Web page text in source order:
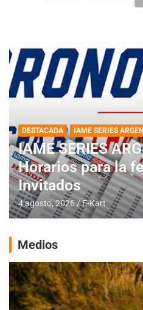
DESTACADA IAME SERIES
IAME SERIES
Horarios para la
Invitados
4 agosto, 2026 E-Kart
Medios